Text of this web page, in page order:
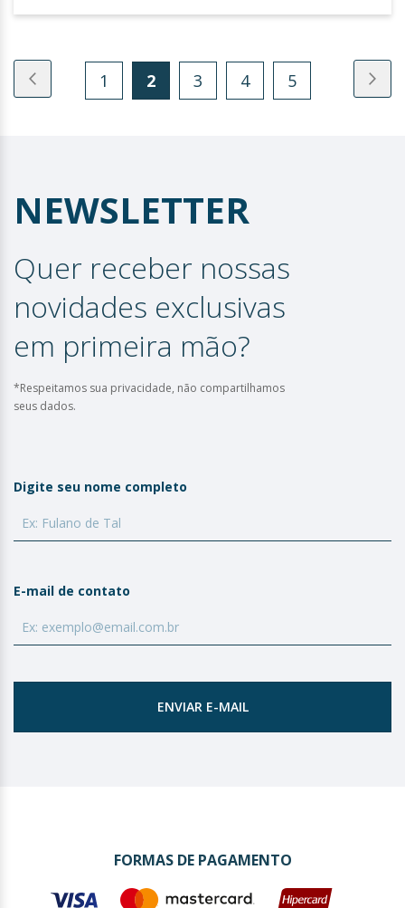
DE
Anterior 1 2 3 4 5
NEWSLETTER
Quer receber nossas
novidades exclusivas
em primeira mão?
*Respeitamos sua privacidade, não compartilhamos
seus dados.
Digite seu nome completo
E-mail de contato
ENVIAR E-MAIL
FORMAS DE PAGAMENTO